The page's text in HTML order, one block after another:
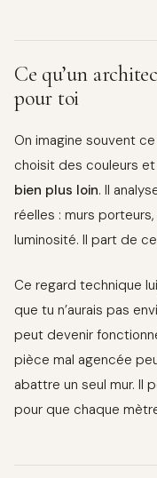
Ce qu’un
pour toi
On imagine souvent
choisit des couleurs
bien plus loin. Il
réelles : murs
luminosité. Il part de
Ce regard technique
que tu n’aurais pas
peut devenir
pièce mal agencée
abattre un seul mur. Il
pour que chaque